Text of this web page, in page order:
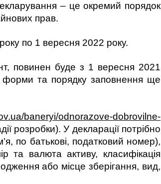
– це окремий порядок
прав.
по 1 вересня 2022 року.
повинен буде з 1 вересня 2021
форми та порядку заповнення ще
baneryi/odnorazove-dobrovilne-
розробки). У декларації потрібно
по батькові, податковий номер),
та валюта активу, класифікація
або місце зберігання, вид,